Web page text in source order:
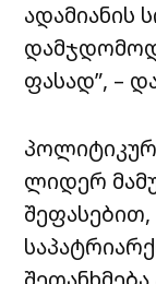
ადამიანის
ფასად”, –
ლიდერ